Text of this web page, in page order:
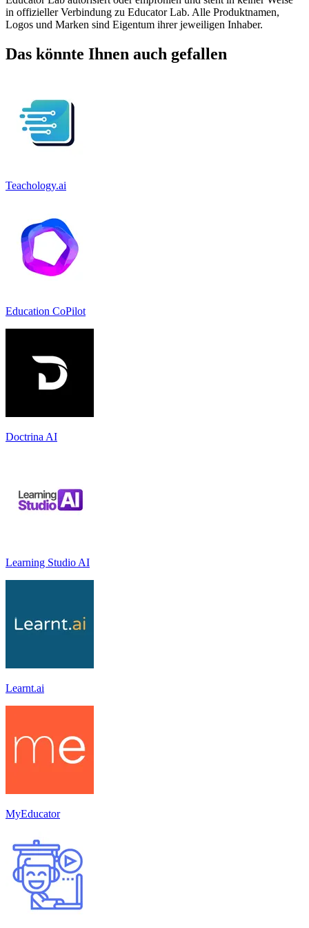
in offizieller Verbindung zu Educator Lab. Alle Produktnamen,
Logos und Marken sind Eigentum ihrer jeweiligen Inhaber.
Das könnte Ihnen auch gefallen
Teachology.ai
Education CoPilot
Doctrina AI
Learning Studio AI
Learnt.ai
MyEducator